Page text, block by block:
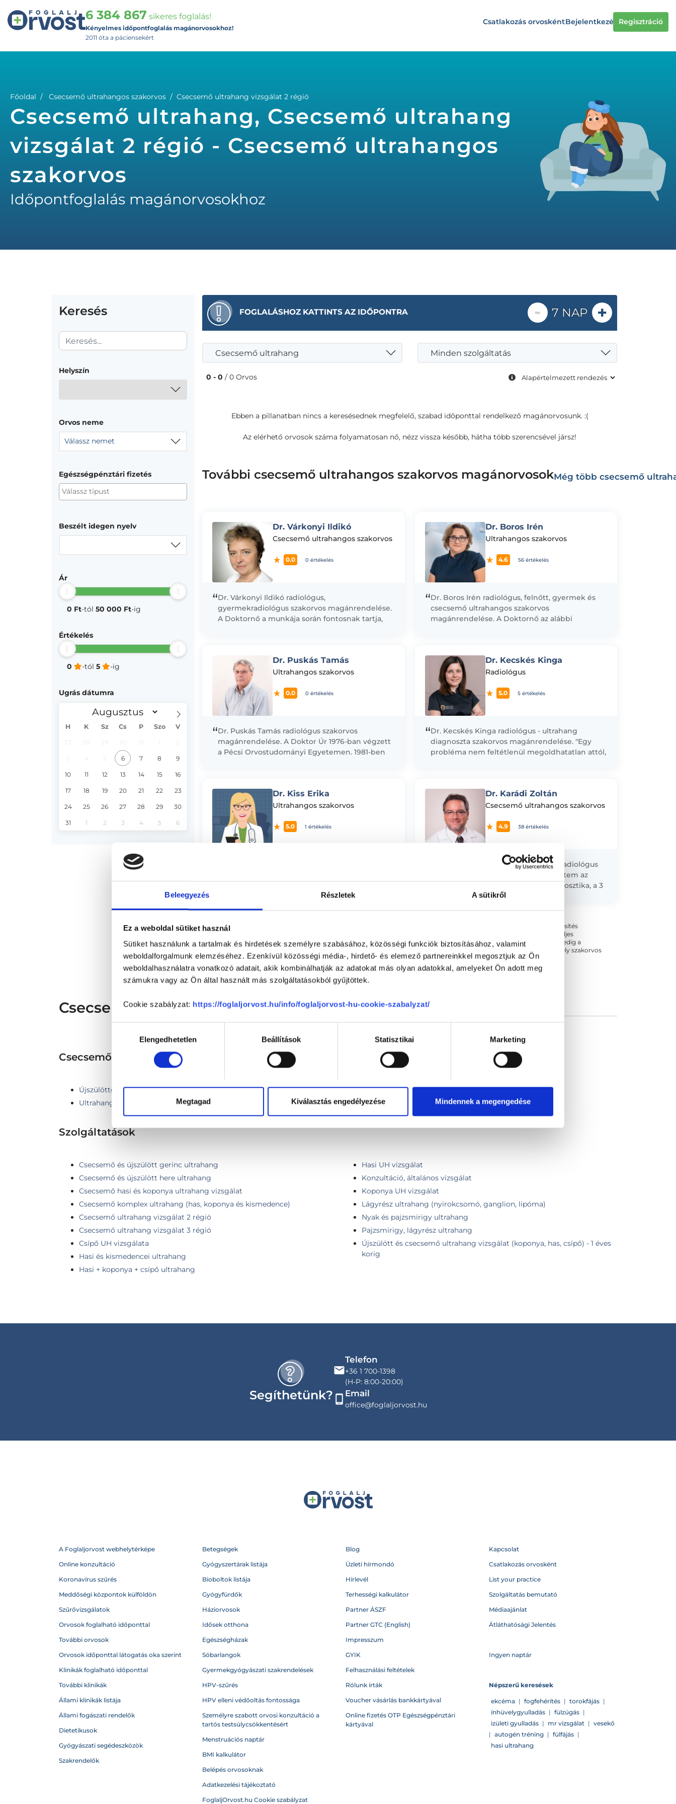
Beleegyezés Részletek A sütikről
Ez a weboldal sütiket használ
Sütiket használunk a tartalmak és hirdetések személyre szabásához, közösségi funkciók biztosításához, valamint
weboldalforgalmunk elemzéséhez. Ezenkívül közösségi média-, hirdető- és elemező partnereinkkel megosztjuk az Ön
weboldalhasználatra vonatkozó adatait, akik kombinálhatják az adatokat más olyan adatokkal, amelyeket Ön adott meg
számukra vagy az Ön által használt más szolgáltatásokból gyűjtöttek.
Cookie szabályzat: https://foglaljorvost.hu/info/foglaljorvost-hu-cookie-szabalyzat/
kiválasztásaElengedhetetlen Beállítások Statisztikai Marketing
Megtagad Kiválasztás engedélyezése Mindennek a megengedése
6 384 867 sikeres foglalás!
Kényelmes időpontfoglalás magánorvosokhoz!
2011 óta a páciensekért
Csatlakozás orvoskéntBejelentkezés Regisztráció
Főoldal Csecsemő ultrahangos szakorvos Csecsemő ultrahang vizsgálat 2 régió
Csecsemő ultrahang, Csecsemő ultrahang
vizsgálat 2 régió - Csecsemő ultrahangos
szakorvos
Időpontfoglalás magánorvosokhoz
Keresés
Helyszín
Orvos neme
Válassz nemet
Egészségpénztári fizetés
Beszélt idegen nyelv
Ár
0 Ft-tól 50 000 Ft-ig
Értékelés
0 -tól 5 -ig
Ugrás dátumra
H K Sz Cs P Szo V
6 7 8 9
10 11 12 13 14 15 16
17 18 19 20 21 22 23
24 25 26 27 28 29 30
31 1 2 3 4 5 6
FOGLALÁSHOZ KATTINTS AZ IDŐPONTRA - 7 NAP +
Csecsemő ultrahang Minden szolgáltatás
0 - 0 / 0 Orvos
Ebben a pillanatban nincs a keresésednek megfelelő, szabad időponttal rendelkező magánorvosunk. :(
Az elérhető orvosok száma folyamatosan nő, nézz vissza később, hátha több szerencsével jársz!
További csecsemő ultrahangos szakorvos magánorvosokMég több csecsemő
Dr. Várkonyi Ildikó
Csecsemő ultrahangos szakorvos
0.0 0 értékelés
“Dr. Várkonyi Ildikó radiológus,
gyermekradiológus szakorvos magánrendelése.
A Doktornő a munkája során fontosnak tartja,
Dr. Boros Irén
Ultrahangos szakorvos
4.6 56 értékelés
“Dr. Boros Irén radiológus, felnőtt, gyermek és
csecsemő ultrahangos szakorvos
magánrendelése. A Doktornő az alábbi
Dr. Puskás Tamás
Ultrahangos szakorvos
0.0 0 értékelés
“Dr. Puskás Tamás radiológus szakorvos
magánrendelése. A Doktor Úr 1976-ban végzett
a Pécsi Orvostudományi Egyetemen. 1981-ben
Dr. Kecskés Kinga
Radiológus
5.0 5 értékelés
“Dr. Kecskés Kinga radiológus - ultrahang
diagnoszta szakorvos magánrendelése. "Egy
probléma nem feltétlenül megoldhatatlan attól,
Dr. Kiss Erika
Ultrahangos szakorvos
5.0 1 értékelés
kezdtem meg orvosi munkámat. 1995-ben
szereztem szakvizsgát. 2008-tól
Dr. Karádi Zoltán
Csecsemő ultrahangos szakorvos
4.9 38 értékelés
Dr. Karádi Zoltán egyetemi főorvos, radiológus
magánrendelése. Érdeklődési területem az
újszülött-koraszülött ultrahang-diagnosztika, a 3
dimenziós képalkotási rendszerek alkalmazása,
* Szakorvos jelölt (rezidens): általános orvosi oklevéllel rendelkező orvos, aki jogszabályok szerinti szakorvosi szakképesítés
megszerzésére irányuló képzésben vesz részt. Ezen orvosok által önállóan nem végezhető szakmai tevékenységért teljes
felelősséggel tartozik és azt közvetlenül felügyeli az egészségügyi szolgáltató szakorvosa az első részvizsgáig, utána pedig a
szakorvosjelölt önállóan láthat el feladatokat. A foglaljorvost.hu felelősségét kizárja esetleges névazonosságért bármely szakorvos
és szakorvosjelölt esetén.
Csecsemő ultrahangos szakorvos - Csecsemő ultrahang
Csecsemő ultrahang TERÜLETHEZ KAPCSOLÓDÓ SZAKTERÜLETEK
Újszülöttgyógyászat
Ultrahang
Szolgáltatások
Csecsemő és újszülött gerinc ultrahang
Csecsemő és újszülött here ultrahang
Csecsemő hasi és koponya ultrahang vizsgálat
Csecsemő komplex ultrahang (has, koponya és kismedence)
Csecsemő ultrahang vizsgálat 2 régió
Csecsemő ultrahang vizsgálat 3 régió
Csípő UH vizsgálata
Hasi és kismedencei ultrahang
Hasi + koponya + csípő ultrahang
Hasi UH vizsgálat
Konzultáció, általános vizsgálat
Koponya UH vizsgálat
Lágyrész ultrahang (nyirokcsomó, ganglion, lipóma)
Nyak és pajzsmirigy ultrahang
Pajzsmirigy, lágyrész ultrahang
Újszülött és csecsemő ultrahang vizsgálat (koponya, has, csípő) - 1 éves
korig
Segíthetünk?
Telefon
+36 1 700-1398
(H-P: 8:00-20:00)
Email
office@foglaljorvost.hu
A Foglaljorvost webhelytérképe
Online konzultáció
Koronavírus szűrés
Meddőségi központok külföldön
Szűrővizsgálatok
Orvosok foglalható időponttal
További orvosok
Orvosok időponttal látogatás oka szerint
Klinikák foglalható időponttal
További klinikák
Állami klinikák listája
Állami fogászati rendelők
Dietetikusok
Gyógyászati segédeszközök
Szakrendelők
Betegségek
Gyógyszertárak listája
Bioboltok listája
Gyógyfürdők
Háziorvosok
Idősek otthona
Egészségházak
Sóbarlangok
Gyermekgyógyászati szakrendelések
HPV-szűrés
HPV elleni védőoltás fontossága
Személyre szabott orvosi konzultáció a
tartós testsúlycsökkentésért
Menstruációs naptár
BMI kalkulátor
Belépés orvosoknak
Adatkezelési tájékoztató
FoglaljOrvost.hu Cookie szabályzat
Blog
Üzleti hírmondó
Hírlevél
Terhességi kalkulátor
Partner ÁSZF
Partner GTC (English)
Impresszum
GYIK
Felhasználási feltételek
Rólunk írták
Voucher vásárlás bankkártyával
Online fizetés OTP Egészségpénztári
kártyával
Kapcsolat
Csatlakozás orvosként
List your practice
Szolgáltatás bemutató
Médiaajánlat
Átláthatósági Jelentés
Ingyen naptár
Népszerű keresések
ekcéma | fogfehérítés | torokfájás |
ínhüvelygyulladás | fülzúgás |
izületi gyulladás | mr vizsgálat | vesekő
| autogén tréning | fülfájás |
hasi ultrahang